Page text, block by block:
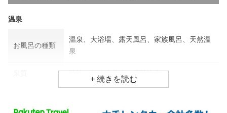
温泉
お風呂の種類
温泉、大浴場、露天風呂、家族風呂、天然温
泉
酸性、単純硫黄泉、硫酸塩泉